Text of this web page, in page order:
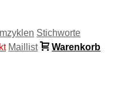
Stichworte
Maillist
Warenkorb